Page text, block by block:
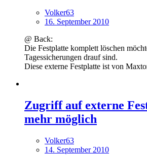
Volker63
16. September 2010
@ Back:
Die Festplatte komplett löschen
Tagessicherungen drauf sind.
Diese externe Festplatte ist von
Zugriff auf externe
mehr möglich
Volker63
14. September 2010